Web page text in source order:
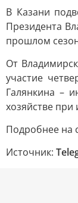
В Казани
Президента
прошлом
От
участие
Галянкина –
хозяйстве
Подробнее на
Источник: